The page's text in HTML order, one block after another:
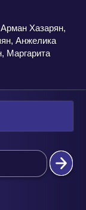
Хазарян,
Анжелика
Маргарита